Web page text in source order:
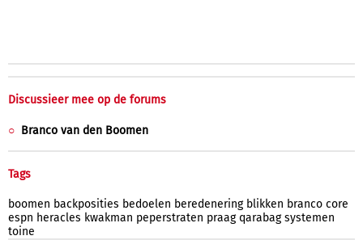
Discussieer mee op de forums
Branco van den Boomen
Tags
boomen backposities bedoelen beredenering blikken branco core
espn heracles kwakman peperstraten praag qarabag systemen
toine